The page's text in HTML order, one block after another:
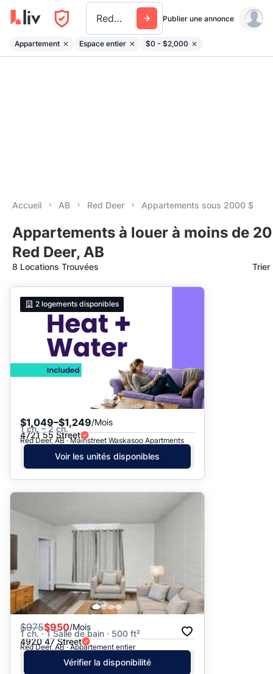
Red Deer Publier une annonce
Appartement Espace entier $0 - $2,000
Accueil AB Red Deer Appartements sous 2000 $
Appartements à louer à moins de
Red Deer, AB
8 Locations Trouvées Trier
Date: les plus récents d’abord
Date: les plus anciens d’abord
Prix - $$$ à $
2 logements disponibles
$1,049–$1,249/Mois
1 ch. – 2 ch.
4721 55 Street
Red Deer, AB · Mainstreet Waskasoo Apartments
Voir les unités disponibles
$975$950/Mois
1 ch. · 1 Salle de bain · 500 ft²
4920 47 Street
Red Deer, AB · Appartement entier
Vérifier la disponibilité